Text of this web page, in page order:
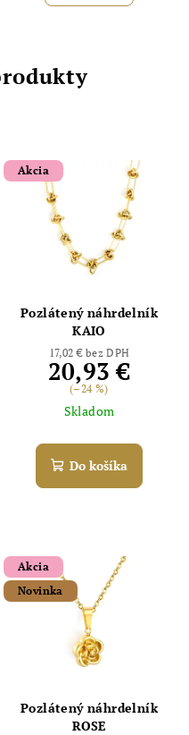
Akcia
Pozlátený náhrdelník
KAIO
17,02 € bez DPH
20,93 €
(–24 %)
Skladom
Do košíka
Akcia
Novinka
Pozlátený náhrdelník
ROSE